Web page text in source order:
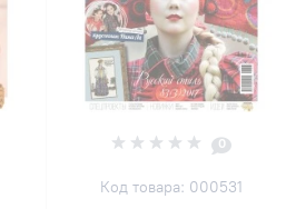
0
Код товара: 000531